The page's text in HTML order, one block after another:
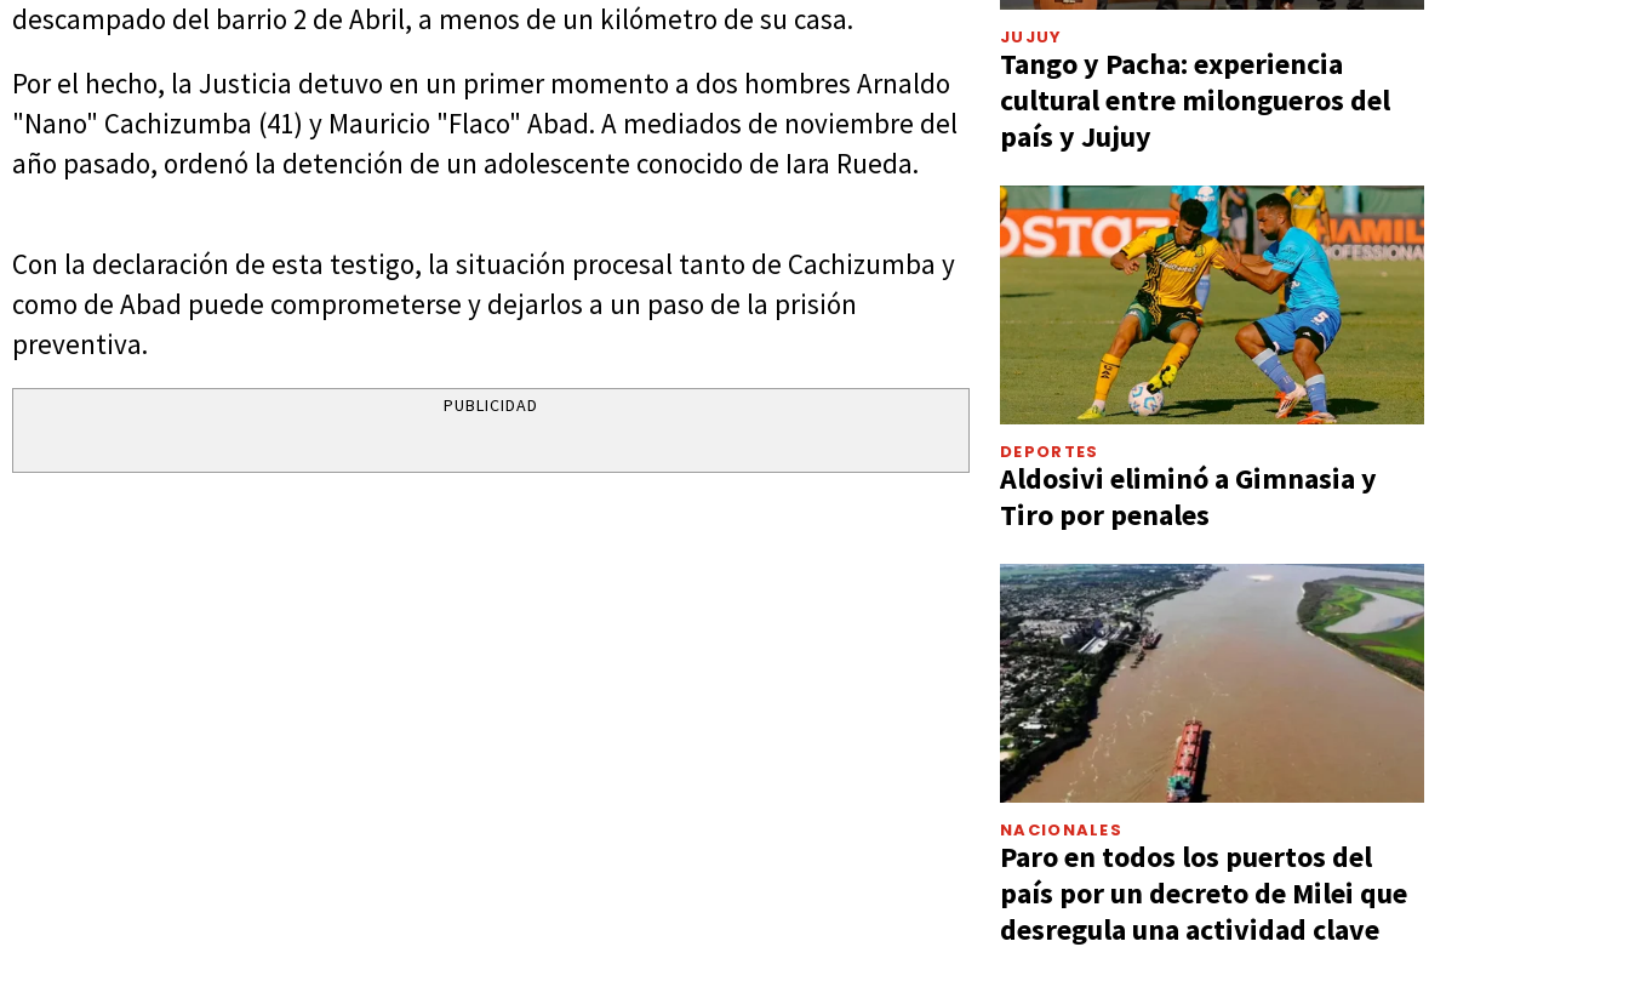
descampado del barrio 2 de Abril, a menos de un kilómetro de su casa.
Por el hecho, la Justicia detuvo en un primer momento a dos hombres Arnaldo
"Nano" Cachizumba (41) y Mauricio "Flaco" Abad. A mediados de noviembre del
año pasado, ordenó la detención de un adolescente conocido de Iara Rueda.
Con la declaración de esta testigo, la situación procesal tanto de Cachizumba y
como de Abad puede comprometerse y dejarlos a un paso de la prisión
preventiva.
PUBLICIDAD
JUJUY
Tango y Pacha: experiencia
cultural entre milongueros del
país y Jujuy
DEPORTES
Aldosivi eliminó a Gimnasia y
Tiro por penales
NACIONALES
Paro en todos los puertos del
país por un decreto de Milei que
desregula una actividad clave